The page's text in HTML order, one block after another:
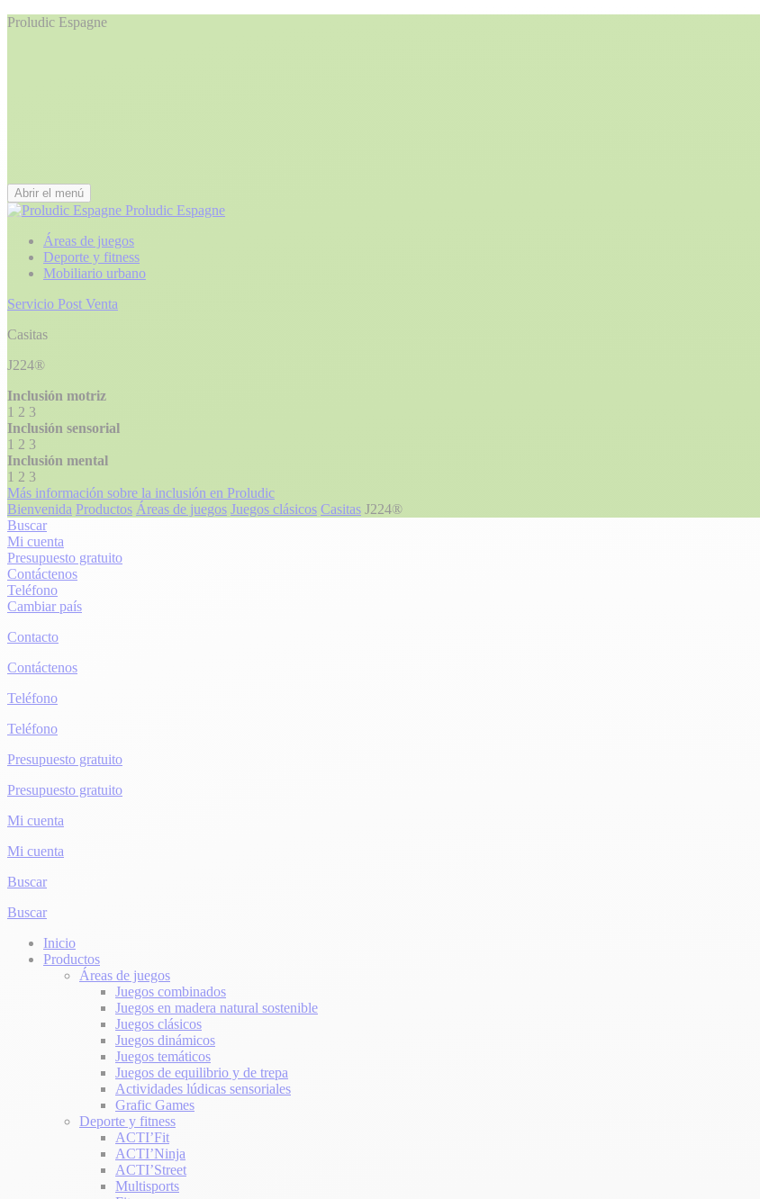
Proludic Espagne
Abrir el menú
Proludic Espagne
Áreas de juegos
Deporte y fitness
Mobiliario urbano
Servicio Post Venta
Casitas
J224®
Inclusión motriz
1 2 3
Inclusión sensorial
1 2 3
Inclusión mental
1 2 3
Más información sobre la inclusión en Proludic
Bienvenida Productos Áreas de juegos Juegos clásicos Casitas J224®
Buscar
Mi cuenta
Presupuesto gratuito
Contáctenos
Teléfono
Cambiar país
Contacto
Contáctenos
Teléfono
Teléfono
Presupuesto gratuito
Presupuesto gratuito
Mi cuenta
Mi cuenta
Buscar
Buscar
Inicio
Productos
Áreas de juegos
Juegos combinados
Juegos en madera natural sostenible
Juegos clásicos
Juegos dinámicos
Juegos temáticos
Juegos de equilibrio y de trepa
Actividades lúdicas sensoriales
Grafic Games
Deporte y fitness
ACTI’Fit
ACTI’Ninja
ACTI’Street
Multisports